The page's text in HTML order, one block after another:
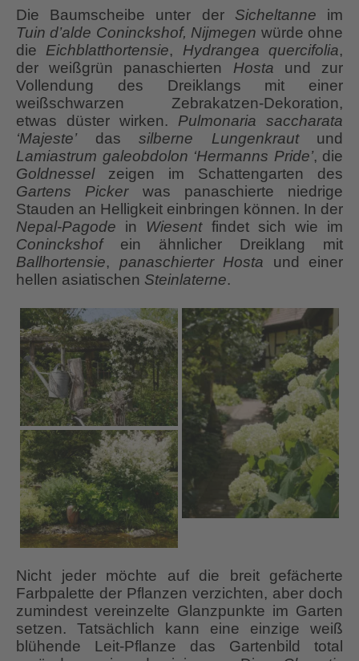
Die Baumscheibe unter der Sicheltanne im
Tuin d’alde Coninckshof, Nijmegen würde ohne
die Eichblatthortensie, Hydrangea quercifolia,
der weißgrün panaschierten Hosta und zur
Vollendung des Dreiklangs mit einer
weißschwarzen Zebrakatzen-Dekoration,
etwas düster wirken. Pulmonaria saccharata
‘Majeste’das silberne Lungenkrautund
Lamiastrum galeobdolon ‘Hermanns Pride’, die
Goldnesselzeigen im Schattengarten des
Gartens
Pickerwas panaschierte niedrige
Stauden an Helligkeit einbringen können. In der
Nepal-Pagode in Wiesentfindet sich wie im
Coninckshofein ähnlicher Dreiklang mit
Ballhortensie, panaschierter Hosta und einer
hellen asiatischen Steinlaterne.
Nicht jeder möchte auf die breit gefächerte
Farbpalette der Pflanzen verzichten, aber doch
zumindest vereinzelte Glanzpunkte im Garten
setzen. Tatsächlich kann eine einzige weiß
blühende Leit-Pflanze das Gartenbild total